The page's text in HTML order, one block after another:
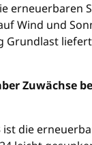
erneuerbaren
Wind und
Grundlast
Zuwächse
ist die